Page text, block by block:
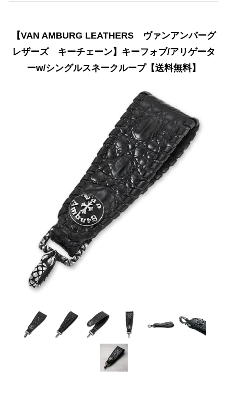
【VAN AMBURG LEATHERS ヴァンアンバーグ
レザーズ キーチェーン】キーフォブ/アリゲータ
ーw/シングルスネークループ【送料無料】